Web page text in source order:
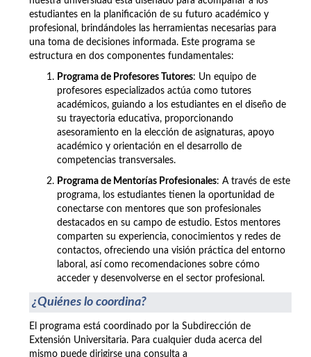
estudiantes en la planificación de su futuro académico y
profesional, brindándoles las herramientas necesarias para
una toma de decisiones informada. Este programa se
estructura en dos componentes fundamentales:
Programa de Profesores Tutores: Un equipo de
profesores especializados actúa como tutores
académicos, guiando a los estudiantes en el diseño de
su trayectoria educativa, proporcionando
asesoramiento en la elección de asignaturas, apoyo
académico y orientación en el desarrollo de
competencias transversales.
Programa de Mentorías Profesionales: A través de este
programa, los estudiantes tienen la oportunidad de
conectarse con mentores que son profesionales
destacados en su campo de estudio. Estos mentores
comparten su experiencia, conocimientos y redes de
contactos, ofreciendo una visión práctica del entorno
laboral, así como recomendaciones sobre cómo
acceder y desenvolverse en el sector profesional.
¿Quiénes lo coordina?
El programa está coordinado por la Subdirección de
Extensión Universitaria. Para cualquier duda acerca del
mismo puede dirigirse una consulta a